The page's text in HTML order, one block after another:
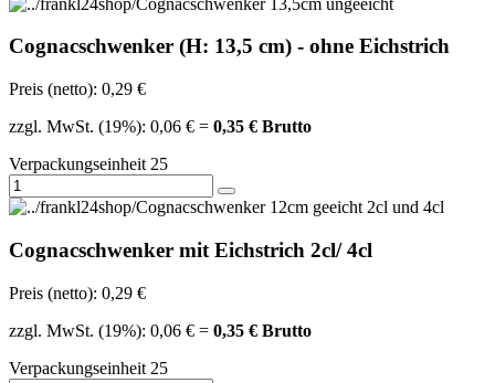
Cognacschwenker (H: 13,5 cm) - ohne Eichstrich
Preis (netto): 0,29 €
zzgl. MwSt. (19%): 0,06 € = 0,35 € Brutto
Verpackungseinheit 25
Cognacschwenker mit Eichstrich 2cl/ 4cl
Preis (netto): 0,29 €
zzgl. MwSt. (19%): 0,06 € = 0,35 € Brutto
Verpackungseinheit 25